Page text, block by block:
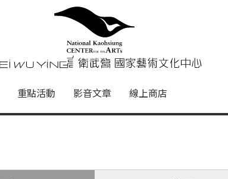
衛武營國家藝術文
重點活動 影音文章 線上商店